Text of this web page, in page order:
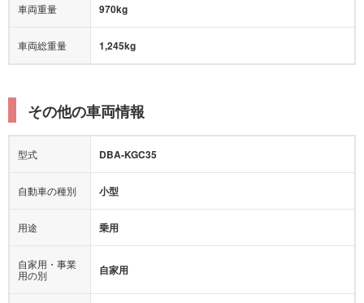
車両重量 970kg
車両総重量 1,245kg
その他の車両情報
型式 DBA-KGC35
自動車の種別 小型
用途 乗用
自家用・事業
用の別
自家用